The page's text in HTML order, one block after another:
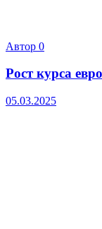
Автор 0
Рост курса
05.03.2025